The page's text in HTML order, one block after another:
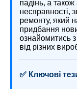
падінь, а
несправності,
ремонту, який
придбання
ознайомитись
від різних
✅ Ключові